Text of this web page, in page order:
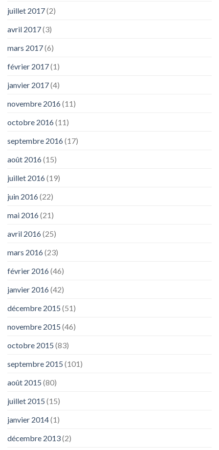
juillet 2017(2)
avril 2017(3)
mars 2017(6)
février 2017(1)
janvier 2017(4)
novembre 2016(11)
octobre 2016(11)
septembre 2016(17)
août 2016(15)
juillet 2016(19)
juin 2016(22)
mai 2016(21)
avril 2016(25)
mars 2016(23)
février 2016(46)
janvier 2016(42)
décembre 2015 (51)
novembre 2015 (46)
octobre 2015 (83)
septembre 2015 (101)
août 2015 (80)
juillet 2015 (15)
janvier 2014(1)
décembre 2013(2)